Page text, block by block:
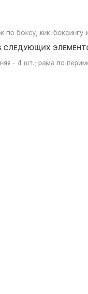
по боксу, кик-
СЛЕДУЮЩИХ
- 4 шт.; рама по